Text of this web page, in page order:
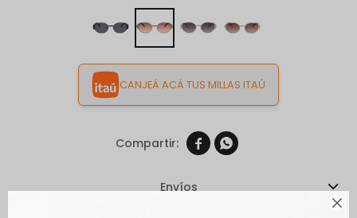

CANJEÁ ACÁ TUS MILLAS ITAÚ
 
Envíos